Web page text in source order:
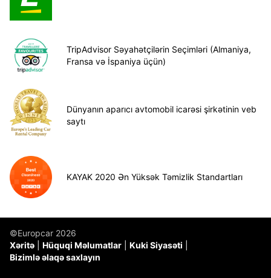
TripAdvisor Səyahətçilərin Seçimləri (Almaniya,
Fransa və İspaniya üçün)
Dünyanın aparıcı avtomobil icarəsi şirkətinin veb
saytı
KAYAK 2020 Ən Yüksək Təmizlik Standartları
©Europcar 2026
Xəritə
Hüquqi Məlumatlar
Kuki Siyasəti
Bizimlə əlaqə saxlayın